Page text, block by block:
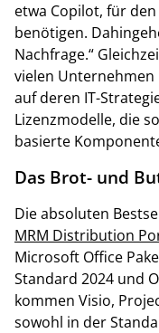
etwa Copilot, für
benötigen.
Nachfrage.“
vielen Unternehmen
auf deren IT-
Lizenzmodelle, die
basierte
Das Brot- und
Die absoluten
MRM Distribution
Microsoft Office
Standard 2024 und
kommen Visio,
sowohl in der